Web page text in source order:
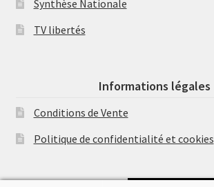
Synthèse Nationale
TV libertés
Informations légales
Conditions de Vente
Politique de confidentialité et cookies